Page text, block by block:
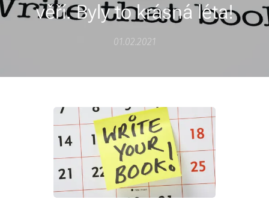
věří. Byly to krásná léta!
01.02.2021